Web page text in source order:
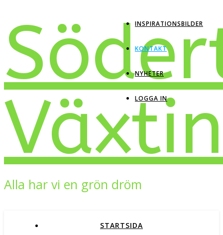
INSPIRATIONSBILDER
KONTAKT
NYHETER
LOGGA IN
Alla har vi en grön dröm
STARTSIDA